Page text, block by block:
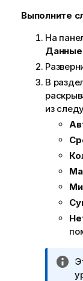
Выполните
На
Данные
В
из
П
р